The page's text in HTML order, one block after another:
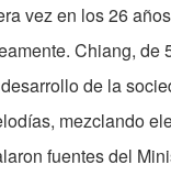
vez en los 26
Chiang, de
de la
mezclando
fuentes del